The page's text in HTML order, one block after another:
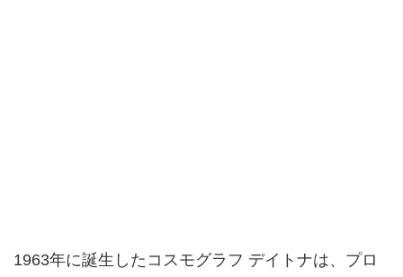
1963年に誕生したコスモグラフ デイトナは、プロ